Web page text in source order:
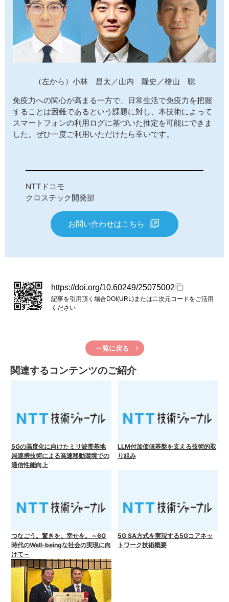
（左から）小林 昌太／山内 隆史／檜山 聡
免疫力への関心が高まる一方で、日常生活で免疫力を把握
することは困難であるという課題に対し、本技術によって
スマートフォンの利用ログに基づいた推定を可能にできま
した。ぜひ一度ご利用いただけたら幸いです。
NTTドコモ
クロステック開発部
お問い合わせはこちら
https://doi.org/10.60249/25075002
記事を引用頂く場合DOI(URL)または二次元コードをご活用
ください
一覧に戻る
関連するコンテンツのご紹介
5Gの⾼度化に向けたミリ波帯基地
局連携技術による⾼速移動環境での
通信性能向上
LLM付加価値基盤を支える技術的取
り組み
つなごう。驚きを。幸せを。～6G
時代のWell-beingな社会の実現に向
けて～
5G SA方式を実現する5Gコアネッ
トワーク技術概要